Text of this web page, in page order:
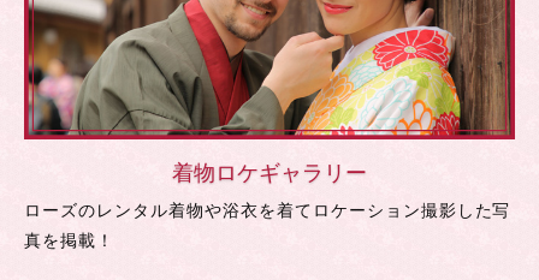
着物ロケギャラリー
ローズのレンタル着物や浴衣を着てロケーション撮影した写
真を掲載！